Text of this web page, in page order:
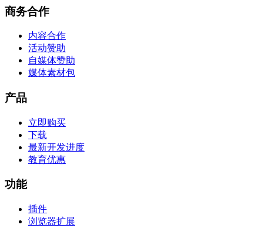
商务合作
内容合作
活动赞助
自媒体赞助
媒体素材包
产品
立即购买
下载
最新开发进度
教育优惠
功能
插件
浏览器扩展